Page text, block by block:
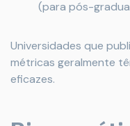
(para pós-
Universidades que
métricas geralmente
eficazes.